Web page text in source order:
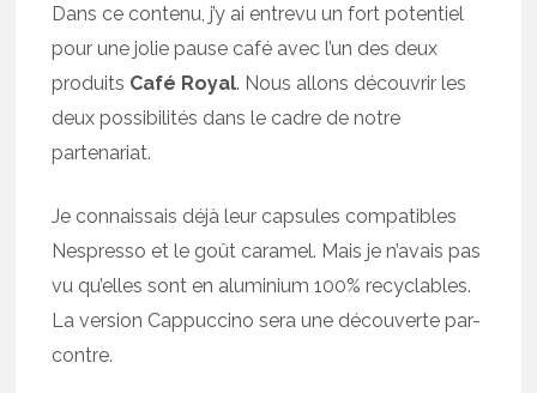
Dans ce contenu, j’y ai entrevu un fort potentiel
pour une jolie pause café avec l’un des deux
produits Café Royal. Nous allons découvrir les
deux possibilités dans le cadre de notre
partenariat.
Je connaissais déjà leur capsules compatibles
Nespresso et le goût caramel. Mais je n’avais pas
vu qu’elles sont en aluminium 100% recyclables.
La version Cappuccino sera une découverte par-
contre.